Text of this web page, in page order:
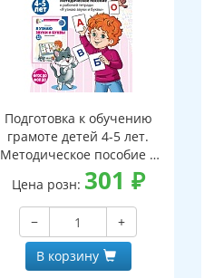
Подготовка к обучению
грамоте детей 4-5 лет.
Методическое пособие к
рабочей тетради "Я узнаю
звуки и буквы"
Цена розн: 301 ₽
−
+
В корзину